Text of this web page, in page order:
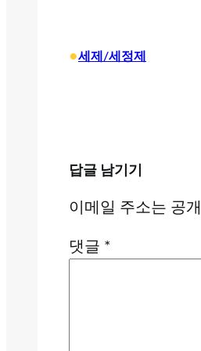
•세제/세정제
답글 남기기
이메일 주소는 공
댓글 *